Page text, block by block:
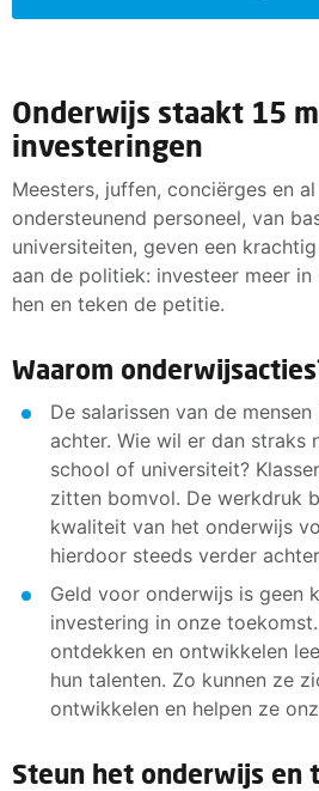
Onderwijs staakt 15
investeringen
Meesters, juffen, conciërges en
ondersteunend personeel, van
universiteiten, geven een
aan de politiek: investeer meer
hen en teken de petitie.
Waarom
De salarissen van de
achter. Wie wil er dan straks
school of universiteit?
zitten bomvol. De werkdruk
kwaliteit van het onderwijs
hierdoor steeds verder
Geld voor onderwijs is geen
investering in onze
ontdekken en ontwikkelen
hun talenten. Zo kunnen ze
ontwikkelen en helpen ze
Steun het onderwijs en